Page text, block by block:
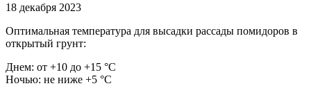
18 декабря 2023
Оптимальная температура для высадки рассады помидоров в
открытый грунт:
Днем: от +10 до +15 °C
Ночью: не ниже +5 °C